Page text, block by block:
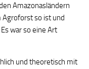
Amazonasländern
Agroforst so ist und
war so eine Art
und theoretisch mit